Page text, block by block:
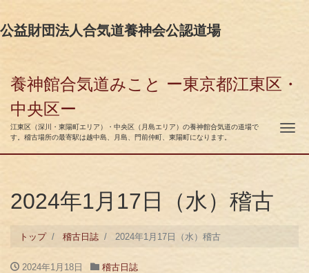
公益財団法人合気道養神会公認道場
養神館合気道みこと ー東京都江東区・
中央区ー
江東区（深川・東陽町エリア）・中央区（月島エリア）の養神館合気道の道場で
す。稽古場所の最寄駅は越中島、月島、門前仲町、東陽町になります。
ナ
2024年1月17日（水）稽古
トップ 稽古日誌 2024年1月17日（水）稽古
2024年1月18日 稽古日誌